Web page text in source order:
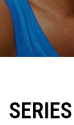
SERIES